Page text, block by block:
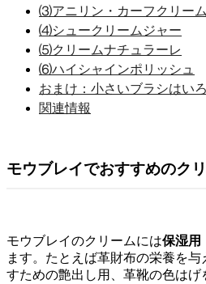
⑶アニリン・カーフクリーム
⑷シュークリームジャー
⑸クリームナチュラーレ
⑹ハイシャインポリッシュ
おまけ：小さいブラシはい
関連情報
モウブレイでおすすめのク
モウブレイのクリームには保湿用
ます。たとえば革財布の栄養を
すための艶出し用、革靴の色はげ